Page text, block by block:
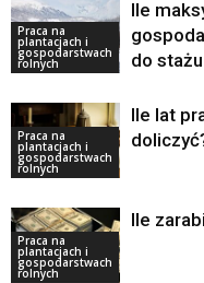
Praca na
plantacjach i
gospodarstwach
rolnych
Ile
do
Praca na
plantacjach i
gospodarstwach
rolnych
Ile lat
Praca na
plantacjach i
gospodarstwach
rolnych
Ile